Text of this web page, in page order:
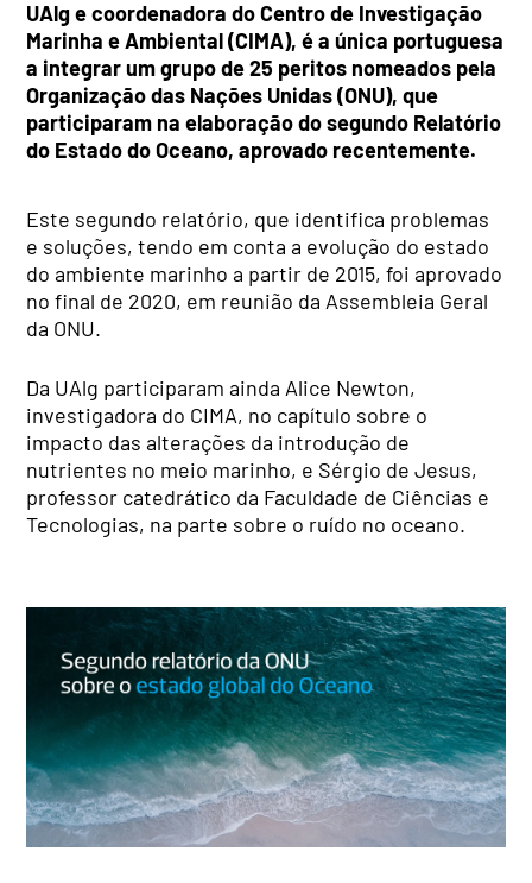
UAlg e coordenadora do Centro de Investigação
Marinha e Ambiental (CIMA), é a única portuguesa
a integrar um grupo de 25 peritos nomeados pela
Organização das Nações Unidas (ONU), que
participaram na elaboração do segundo Relatório
do Estado do Oceano, aprovado recentemente.
Este segundo relatório, que identifica problemas
e soluções, tendo em conta a evolução do estado
do ambiente marinho a partir de 2015, foi aprovado
no final de 2020, em reunião da Assembleia Geral
da ONU.
Da UAlg participaram ainda Alice Newton,
investigadora do CIMA, no capítulo sobre o
impacto das alterações da introdução de
nutrientes no meio marinho, e Sérgio de Jesus,
professor catedrático da Faculdade de Ciências e
Tecnologias, na parte sobre o ruído no oceano.